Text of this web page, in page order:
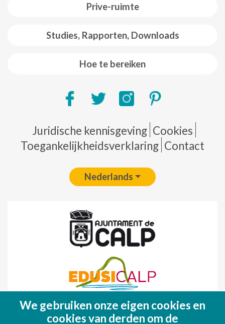
Prive-ruimte
Studies, Rapporten, Downloads
Hoe te bereiken
Pie de página
Juridische kennisgeving Cookies
Toegankelijkheidsverklaring Contact
Nederlands
Fondo Europeo de Desarrollo Regional
We gebruiken onze eigen cookies en
cookies van derden om de